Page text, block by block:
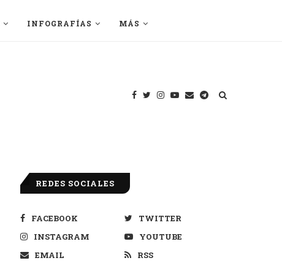
INFOGRAFÍAS MÁS
REDES SOCIALES
FACEBOOK
TWITTER
INSTAGRAM
YOUTUBE
EMAIL
RSS